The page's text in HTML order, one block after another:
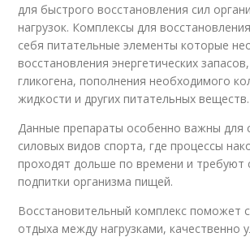
для быстрого восстановления сил
нагрузок. Комплексы для
себя питательные элементы которые
восстановления энергетических
гликогена, пополнения необходимого
жидкости и других питательных веществ.
Данные препараты особенно важны для
силовых видов спорта, где процессы
проходят дольше по времени и требуют
подпитки организма пищей.
Восстановительный комплекс поможет
отдыха между нагрузками, качественно